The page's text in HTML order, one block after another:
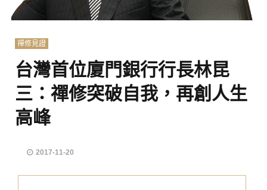
禪修見證
台灣首位廈門銀行行長林昆
三：禪修突破自我，再創人生
高峰
2017-11-20